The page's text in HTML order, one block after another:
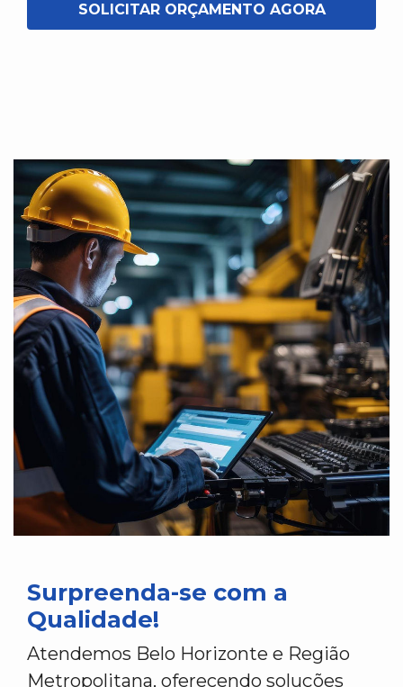
SOLICITAR ORÇAMENTO AGORA
Surpreenda-se com a
Qualidade!
Atendemos Belo Horizonte e Região
Metropolitana, oferecendo soluções